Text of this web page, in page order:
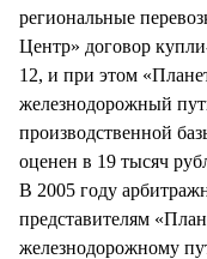
региональные
Центр» договор
12, и при этом
железнодорожный
производственной
оценен в 19 тысяч
В 2005 году
представителям
железнодорожному